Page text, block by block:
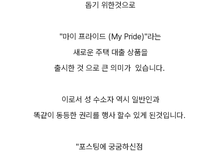
돕기 위한것으로
"마이 프라이드 (My Pride)"라는
새로운 주택 대출 상품을
출시한 것 으로 큰 의미가 있습니다.
이로서 성 수소자 역시 일반인과
똑같이 동등한 권리를 행사 할수 있게 된것입니다.
"포스팅에 궁굼하신점